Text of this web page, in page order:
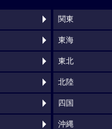
関東
東海
東北
北陸
四国
沖縄